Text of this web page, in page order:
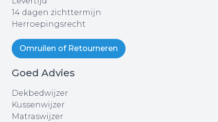
14 dagen zichttermijn
Herroepingsrecht
Omruilen of Retourneren
Goed Advies
Dekbedwijzer
Kussenwijzer
Matraswijzer